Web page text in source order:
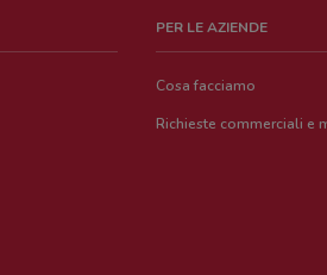
PER LE AZIENDE
Cosa facciamo
Richieste commerciali e